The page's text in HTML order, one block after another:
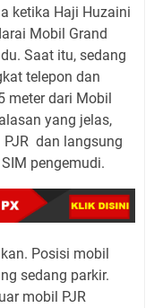
ketika Haji Huzaini
Mobil Grand
Saat itu, sedang
telepon dan
meter dari Mobil
yang jelas,
dan langsung
pengemudi.
Posisi mobil
sedang parkir.
mobil PJR